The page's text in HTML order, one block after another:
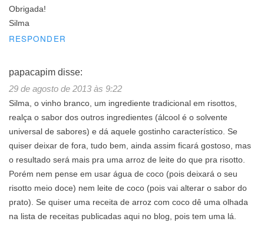
Obrigada!
Silma
RESPONDER
papacapim disse:
29 de agosto de 2013 às 9:22
Silma, o vinho branco, um ingrediente tradicional em risottos,
realça o sabor dos outros ingredientes (álcool é o solvente
universal de sabores) e dá aquele gostinho característico. Se
quiser deixar de fora, tudo bem, ainda assim ficará gostoso, mas
o resultado será mais pra uma arroz de leite do que pra risotto.
Porém nem pense em usar água de coco (pois deixará o seu
risotto meio doce) nem leite de coco (pois vai alterar o sabor do
prato). Se quiser uma receita de arroz com coco dê uma olhada
na lista de receitas publicadas aqui no blog, pois tem uma lá.